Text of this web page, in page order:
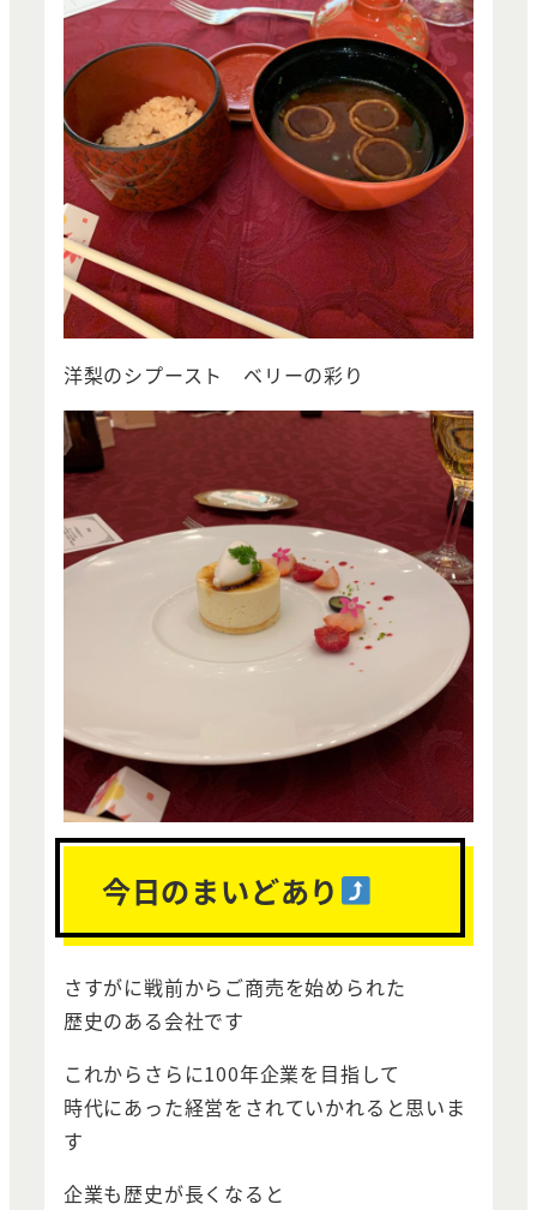
洋梨のシプースト ベリーの彩り
今日のまいどあり
さすがに戦前からご商売を始められた
歴史のある会社です
これからさらに100年企業を目指して
時代にあった経営をされていかれると思いま
す
企業も歴史が長くなると